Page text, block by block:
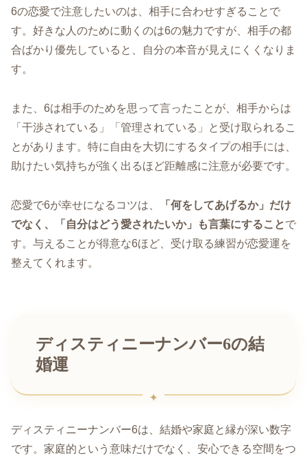
6の恋愛で注意したいのは、相手に合わせすぎることで
す。好きな人のために動くのは6の魅力ですが、相手の都
合ばかり優先していると、自分の本音が見えにくくなりま
す。
また、6は相手のためを思って言ったことが、相手からは
「干渉されている」「管理されている」と受け取られるこ
とがあります。特に自由を大切にするタイプの相手には、
助けたい気持ちが強く出るほど距離感に注意が必要です。
恋愛で6が幸せになるコツは、
「何をしてあげるか」だけ
でなく、「自分はどう愛されたいか」も言葉にすることで
す。与えることが得意な6ほど、受け取る練習が恋愛運を
整えてくれます。
ディスティニーナンバー6の結
婚運
ディスティニーナンバー6は、結婚や家庭と縁が深い数字
です。家庭的という意味だけでなく、安心できる空間をつ